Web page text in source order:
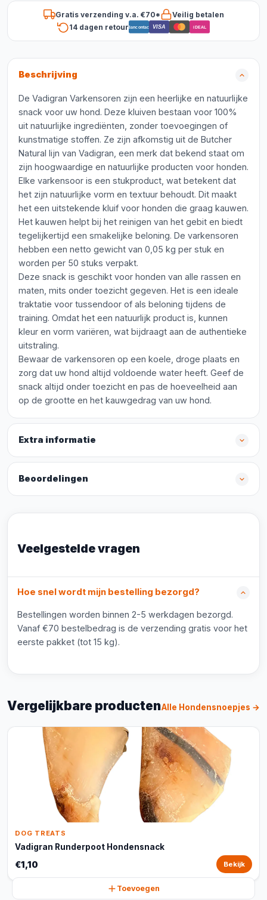
Gratis verzending v.a. €70*
Veilig betalen
14 dagen retourBancontact VISA iDEAL
Beschrijving
De Vadigran Varkensoren zijn een heerlijke en natuurlijke
snack voor uw hond. Deze kluiven bestaan voor 100%
uit natuurlijke ingrediënten, zonder toevoegingen of
kunstmatige stoffen. Ze zijn afkomstig uit de Butcher
Natural lijn van Vadigran, een merk dat bekend staat om
zijn hoogwaardige en natuurlijke producten voor honden.
Elke varkensoor is een stukproduct, wat betekent dat
het zijn natuurlijke vorm en textuur behoudt. Dit maakt
het een uitstekende kluif voor honden die graag kauwen.
Het kauwen helpt bij het reinigen van het gebit en biedt
tegelijkertijd een smakelijke beloning. De varkensoren
hebben een netto gewicht van 0,05 kg per stuk en
worden per 50 stuks verpakt.
Deze snack is geschikt voor honden van alle rassen en
maten, mits onder toezicht gegeven. Het is een ideale
traktatie voor tussendoor of als beloning tijdens de
training. Omdat het een natuurlijk product is, kunnen
kleur en vorm variëren, wat bijdraagt aan de authentieke
uitstraling.
Bewaar de varkensoren op een koele, droge plaats en
zorg dat uw hond altijd voldoende water heeft. Geef de
snack altijd onder toezicht en pas de hoeveelheid aan
op de grootte en het kauwgedrag van uw hond.
Extra informatie
Beoordelingen
Veelgestelde vragen
Hoe snel wordt mijn bestelling bezorgd?
Bestellingen worden binnen 2-5 werkdagen bezorgd.
Vanaf €70 bestelbedrag is de verzending gratis voor het
eerste pakket (tot 15 kg).
Vergelijkbare productenAlle Hondensnoepjes →
DOG TREATS
Vadigran Runderpoot Hondensnack
€1,10 Bekijk
Toevoegen